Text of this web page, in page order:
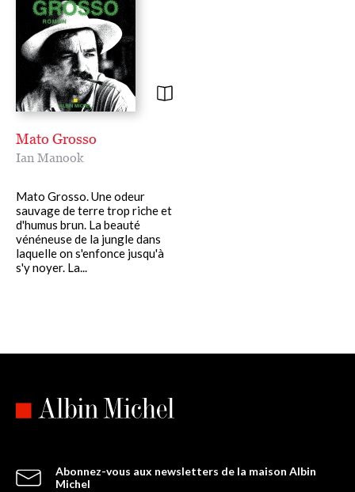
Mato Grosso
Ian Manook
Mato Grosso. Une odeur
sauvage de terre trop riche et
d'humus brun. La beauté
vénéneuse de la jungle dans
laquelle on s'enfonce jusqu'à
s'y noyer. La...
Abonnez-vous aux newsletters de la maison Albin
Michel